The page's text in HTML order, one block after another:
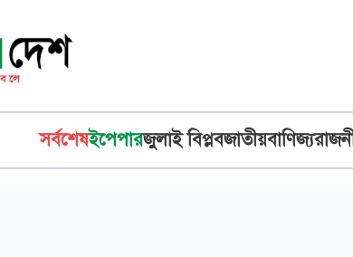
সর্বশেষইপেপারজুলাই বিপ্লবজাতীয়বাণিজ্য